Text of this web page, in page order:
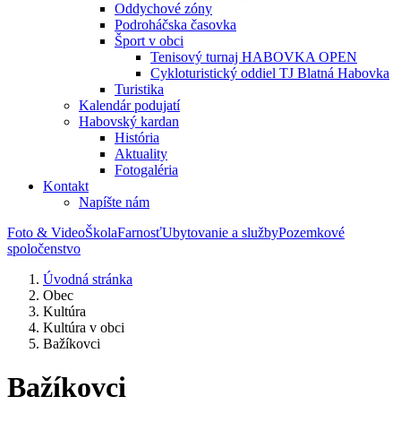
Oddychové zóny
Podroháčska časovka
Šport v obci
Tenisový turnaj HABOVKA OPEN
Cykloturistický oddiel TJ Blatná Habovka
Turistika
Kalendár podujatí
Habovský kardan
História
Aktuality
Fotogaléria
Kontakt
Napíšte nám
Foto & VideoŠkolaFarnosťUbytovanie a službyPozemkové
spoločenstvo
Úvodná stránka
Obec
Kultúra
Kultúra v obci
Bažíkovci
Bažíkovci